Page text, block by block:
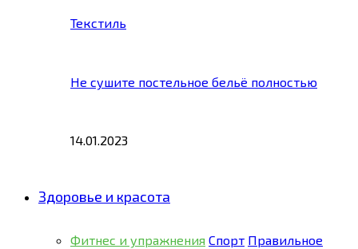
Текстиль
Не сушите постельное бельё полностью
14.01.2023
Здоровье и красота
Фитнес и упражнения Спорт Правильное